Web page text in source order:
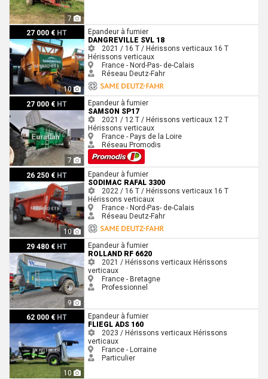
7
27 000 € HT
10
Dangreville SVL 18
Epandeur à fumier
DANGREVILLE SVL 18
2021 / 16 T / Hérissons verticaux 16 T
Hérissons verticaux
France - Nord-Pas- de-Calais
Réseau Deutz-Fahr
27 000 € HT
7
Samson SP17
Epandeur à fumier
SAMSON SP17
2021 / 12 T / Hérissons verticaux 12 T
Hérissons verticaux
France - Pays de la Loire
Réseau Promodis
26 250 € HT
10
Sodimac RAFAL 3300
Epandeur à fumier
SODIMAC RAFAL 3300
2022 / 16 T / Hérissons verticaux 16 T
Hérissons verticaux
France - Nord-Pas- de-Calais
Réseau Deutz-Fahr
29 480 € HT
9
Rolland RF 6620
Epandeur à fumier
ROLLAND RF 6620
2021 / Hérissons verticaux Hérissons
verticaux
France - Bretagne
Professionnel
62 000 € HT
10
Fliegl ADS 160
Epandeur à fumier
FLIEGL ADS 160
2023 / Hérissons verticaux Hérissons
verticaux
France - Lorraine
Particulier